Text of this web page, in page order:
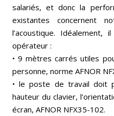
salariés, et donc la
existantes concernent
l’acoustique. Idéalement,
opérateur :
• 9 mètres carrés utiles
personne, norme AFNOR
• le poste de travail doit
hauteur du clavier,
écran, AFNOR NFX35-102.